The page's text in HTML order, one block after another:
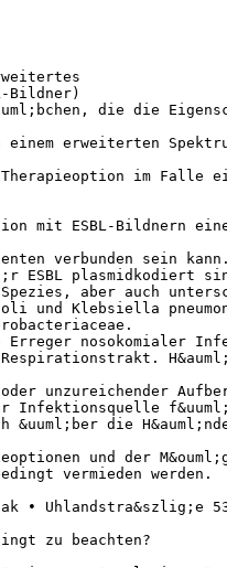
Bildner)
die die
erweiterten
Therapieoption im
mit ESBL-Bildnern
verbunden sein kann.
ESBL plasmidkodiert
aber auch
und Klebsiella
Erreger
unzureichender
die
und der
vermieden werden.
• Uhlandstra&szlig;e
zu beachten?